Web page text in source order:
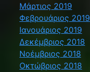
Μάρτιος 2019
Φεβρουάριος 2019
Ιανουάριος 2019
Δεκέμβριος 2018
Νοέμβριος 2018
Οκτώβριος 2018